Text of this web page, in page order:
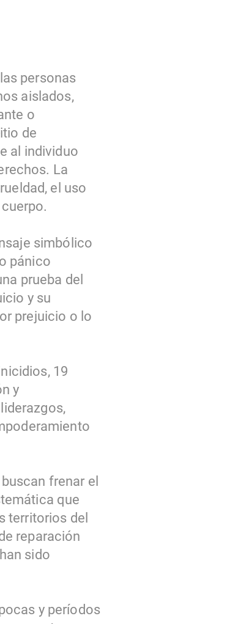
personas
aislados,
o
de
al individuo
La
el uso
simbólico
pánico
prueba del
y su
prejuicio o lo
19
y
frenar el
que
territorios del
reparación
sido
y períodos